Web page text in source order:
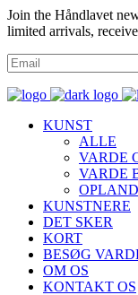
Join the Håndlavet
limited arrivals,
KUNST
ALLE
VARDE
VARDE
KUNSTNERE
DET SKER
KORT
BESØG
OM OS
KONTAKT OS